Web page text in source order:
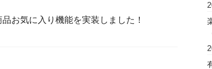
品お気に入り機能を実装しました！